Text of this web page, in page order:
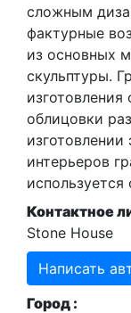
сложным
фактурные
из основных
скульптуры.
изготовления
облицовки
интерьеров
используется
Контактное
Stone House
Написать
Город :